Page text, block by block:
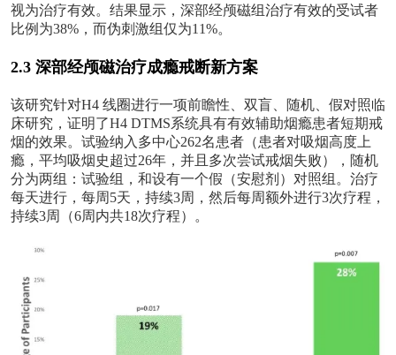
视为治疗有效。结果显示， 深部经颅磁组治疗有效的受试者
比例为38%，而伪刺激组仅为11%。
2.3 深部经颅磁治疗成瘾戒断新方案
该研究针对H4 线圈进行一项前瞻性、双盲、随机、假对照临
床研究，证明了H4 DTMS系统具有有效辅助烟瘾患者短期戒
烟的效果。试验纳入多中心262名患者（患者对吸烟高度上
瘾，平均吸烟史超过26年，并且多次尝试戒烟失败），随机
分为两组：试验组，和设有一个假（安慰剂）对照组。治疗
每天进行，每周5天，持续3周，然后每周额外进行3次疗程，
持续3周（6周内共18次疗程）。